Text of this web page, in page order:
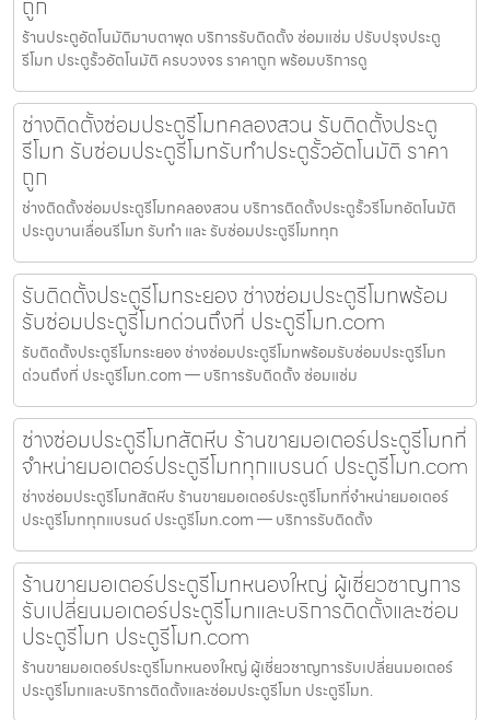
ร้านประตูอัตโนมัติมาบตาพุด บริการรับติดตั้ง ซ่อมแซ่ม ปรับปรุงประตู
รีโมท ประตูรั้วอัตโนมัติ ครบวงจร ราคาถูก พร้อมบริการดู
ช่างติดตั้งซ่อมประตูรีโมทคลองสวน รับติดตั้งประตู
รีโมท รับซ่อมประตูรีโมทรับทำประตูรั้วอัตโนมัติ ราคา
ถูก
ช่างติดตั้งซ่อมประตูรีโมทคลองสวน บริการติดตั้งประตูรั้วรีโมทอัตโนมัติ
ประตูบานเลื่อนรีโมท รับทำ และ รับซ่อมประตูรีโมททุก
รับติดตั้งประตูรีโมทระยอง ช่างซ่อมประตูรีโมทพร้อม
รับซ่อมประตูรีโมทด่วนถึงที่ ประตูรีโมท.com
รับติดตั้งประตูรีโมทระยอง ช่างซ่อมประตูรีโมทพร้อมรับซ่อมประตูรีโมท
ด่วนถึงที่ ประตูรีโมท.com — บริการรับติดตั้ง ซ่อมแซ่ม
ช่างซ่อมประตูรีโมทสัตหีบ ร้านขายมอเตอร์ประตูรีโมทที่
จำหน่ายมอเตอร์ประตูรีโมททุกแบรนด์ ประตูรีโมท.com
ช่างซ่อมประตูรีโมทสัตหีบ ร้านขายมอเตอร์ประตูรีโมทที่จำหน่ายมอเตอร์
ประตูรีโมททุกแบรนด์ ประตูรีโมท.com — บริการรับติดตั้ง
ร้านขายมอเตอร์ประตูรีโมทหนองใหญ่ ผู้เชี่ยวชาญการ
รับเปลี่ยนมอเตอร์ประตูรีโมทและบริการติดตั้งและซ่อม
ประตูรีโมท ประตูรีโมท.com
ร้านขายมอเตอร์ประตูรีโมทหนองใหญ่ ผู้เชี่ยวชาญการรับเปลี่ยนมอเตอร์
ประตูรีโมทและบริการติดตั้งและซ่อมประตูรีโมท ประตูรีโมท.